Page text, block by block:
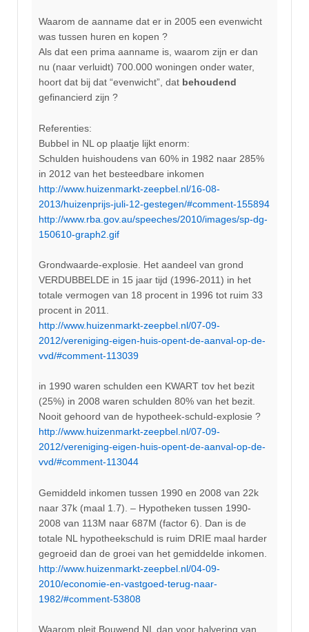
Waarom de aanname dat er in 2005 een evenwicht
was tussen huren en kopen ?
Als dat een prima aanname is, waarom zijn er dan
nu (naar verluidt) 700.000 woningen onder water,
hoort dat bij dat “evenwicht”, dat behoudend
gefinancierd zijn ?
Referenties:
Bubbel in NL op plaatje lijkt enorm:
Schulden huishoudens van 60% in 1982 naar 285%
in 2012 van het besteedbare inkomen
http://www.huizenmarkt-zeepbel.nl/16-08-
2013/huizenprijs-juli-12-gestegen/#comment-155894
http://www.rba.gov.au/speeches/2010/images/sp-dg-
150610-graph2.gif
Grondwaarde-explosie. Het aandeel van grond
VERDUBBELDE in 15 jaar tijd (1996-2011) in het
totale vermogen van 18 procent in 1996 tot ruim 33
procent in 2011.
http://www.huizenmarkt-zeepbel.nl/07-09-
2012/vereniging-eigen-huis-opent-de-aanval-op-de-
vvd/#comment-113039
in 1990 waren schulden een KWART tov het bezit
(25%) in 2008 waren schulden 80% van het bezit.
Nooit gehoord van de hypotheek-schuld-explosie ?
http://www.huizenmarkt-zeepbel.nl/07-09-
2012/vereniging-eigen-huis-opent-de-aanval-op-de-
vvd/#comment-113044
Gemiddeld inkomen tussen 1990 en 2008 van 22k
naar 37k (maal 1.7). – Hypotheken tussen 1990-
2008 van 113M naar 687M (factor 6). Dan is de
totale NL hypotheekschuld is ruim DRIE maal harder
gegroeid dan de groei van het gemiddelde inkomen.
http://www.huizenmarkt-zeepbel.nl/04-09-
2010/economie-en-vastgoed-terug-naar-
1982/#comment-53808
Waarom pleit Bouwend NL dan voor halvering van